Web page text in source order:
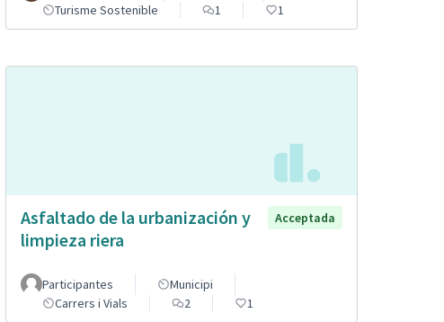
Turisme Sostenible
1 1
Asfaltado de la urbanización y
limpieza riera
Acceptada
Participantes
Municipi
Carrers i Vials
2 1